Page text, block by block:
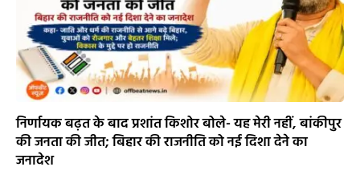
निर्णायक बढ़त के बाद प्रशांत किशोर बोले- यह मेरी नहीं, बांकीपुर
की जनता की जीत; बिहार की राजनीति को नई दिशा देने का
जनादेश